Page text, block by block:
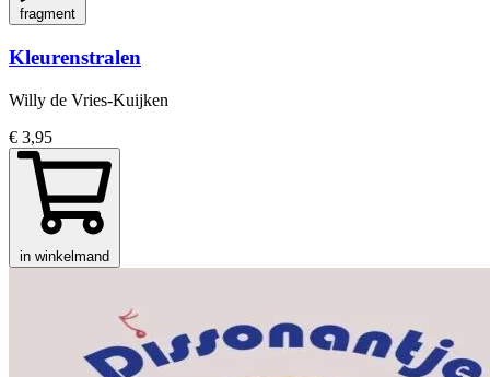
fragment
Kleurenstralen
Willy de Vries-Kuijken
€ 3,95
in winkelmand